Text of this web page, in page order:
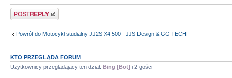
Odpowiedz
Powrót do Motocykl studialny JJ2S X4 500 - JJS Design & GG TECH
KTO PRZEGLĄDA FORUM
Użytkownicy przeglądający ten dział: Bing [Bot] i 2 gości